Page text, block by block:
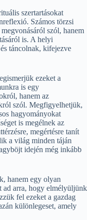
szertartásokat
Számos törzsi
szól, hanem
is. A helyi
táncolnak, kifejezve
ezeket a
is egy
hanem az
szól. Megfigyelhetjük,
hagyományokat
is megélnek az
megértésre tanít
a világ minden táján
idején még inkább
hanem egy olyan
ad arra, hogy elmélyüljünk
fel ezeket a gazdag
különlegeset, amely